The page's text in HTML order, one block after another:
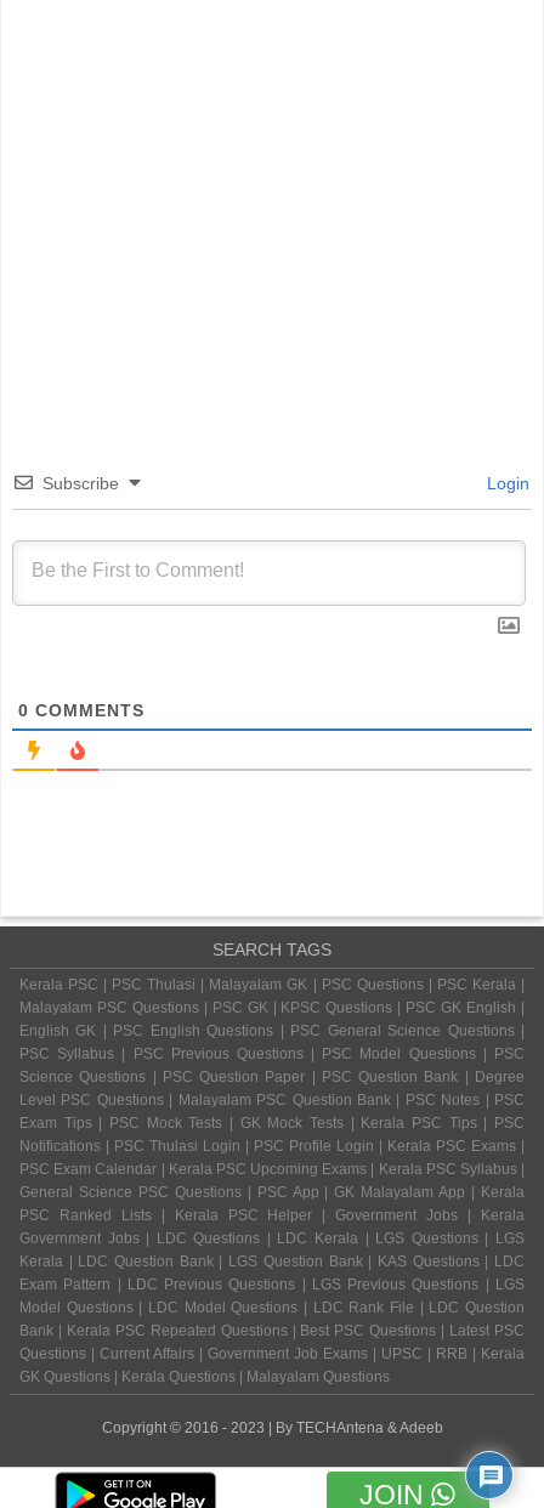
Subscribe Login
0 COMMENTS
JOIN
SEARCH TAGS
Kerala PSC | PSC Thulasi | Malayalam GK | PSC Questions | PSC Kerala |
Malayalam PSC Questions | PSC GK | KPSC Questions | PSC GK English |
English GK | PSC English Questions | PSC General Science Questions |
PSC Syllabus | PSC Previous Questions | PSC Model Questions | PSC
Science Questions | PSC Question Paper | PSC Question Bank | Degree
Level PSC Questions | Malayalam PSC Question Bank | PSC Notes | PSC
Exam Tips | PSC Mock Tests | GK Mock Tests | Kerala PSC Tips | PSC
Notifications | PSC Thulasi Login | PSC Profile Login | Kerala PSC Exams |
PSC Exam Calendar | Kerala PSC Upcoming Exams | Kerala PSC Syllabus |
General Science PSC Questions | PSC App | GK Malayalam App | Kerala
PSC Ranked Lists | Kerala PSC Helper | Government Jobs | Kerala
Government Jobs | LDC Questions | LDC Kerala | LGS Questions | LGS
Kerala | LDC Question Bank | LGS Question Bank | KAS Questions | LDC
Exam Pattern | LDC Previous Questions | LGS Previous Questions | LGS
Model Questions | LDC Model Questions | LDC Rank File | LDC Question
Bank | Kerala PSC Repeated Questions | Best PSC Questions | Latest PSC
Questions | Current Affairs | Government Job Exams | UPSC | RRB | Kerala
GK Questions | Kerala Questions | Malayalam Questions
Copyright © 2016 - 2023 | By TECHAntena & Adeeb